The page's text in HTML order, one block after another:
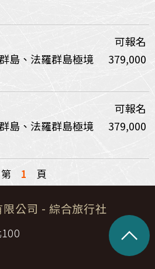
可報名
島、法羅群島極境
379,000
可報名
島、法羅群島極境
379,000
第 1 頁
公司 - 綜合旅行社
^